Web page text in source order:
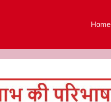
Home